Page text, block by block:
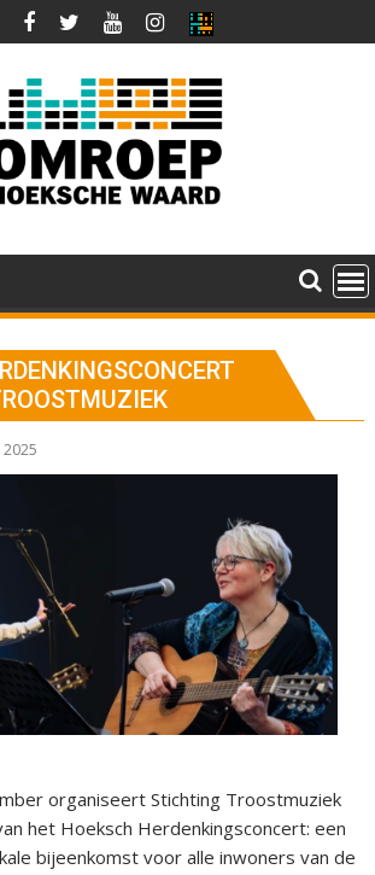
organiseert Stichting Troostmuziek
het Hoeksch Herdenkingsconcert: een
bijeenkomst voor alle inwoners van de